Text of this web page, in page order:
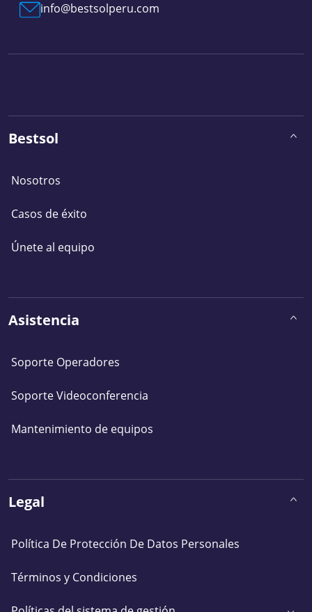
info@bestsolperu.com
Bestsol
Nosotros
Casos de éxito
Únete al equipo
Asistencia
Soporte Operadores
Soporte Videoconferencia
Mantenimiento de equipos
Legal
Política De Protección De Datos Personales
Términos y Condiciones